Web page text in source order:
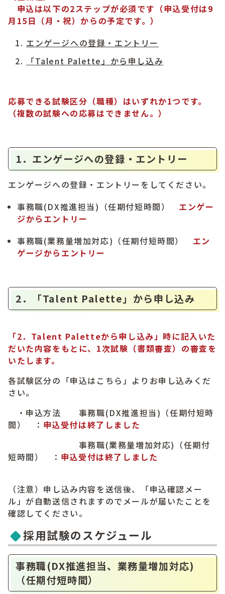
申込は以下の2ステップが必須です（申込受付は9
月15日（月・祝）からの予定です。）
エンゲージへの登録・エントリー
「Talent Palette」から申し込み
応募できる試験区分（職種）はいずれか1つです。
（複数の試験への応募はできません。）
1．エンゲージへの登録・エントリー
エンゲージへの登録・エントリーをしてください。
事務職(DX推進担当)（任期付短時間） エンゲー
ジからエントリー
事務職(業務量増加対応)（任期付短時間） エン
ゲージからエントリー
2．「Talent Palette」から申し込み
「2．Talent Paletteから申し込み」時に記入いた
だいた内容をもとに、1次試験（書類審査）の審査を
いたします。
各試験区分の「申込はこちら」よりお申し込みくだ
さい。
・申込方法 事務職(DX推進担当)（任期付短時
間） ： 申込受付は終了しました
事務職(業務量増加対応)（任期付
短時間） ： 申込受付は終了しました
（注意）申し込み内容を送信後、「申込確認メー
ル」が自動送信されますのでメールが届いたことを
確認してください。
採用試験のスケジュール
事務職(DX推進担当、業務量増加対応)
（任期付短時間）